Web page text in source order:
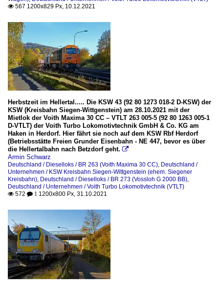
 567 1200x829 Px, 10.12.2021
Herbstzeit im Hellertal..... Die KSW 43 (92 80 1273 018-2 D-KSW) der
KSW (Kreisbahn Siegen-Wittgenstein) am 28.10.2021 mit der
Mietlok der Voith Maxima 30 CC – VTLT 263 005-5 (92 80 1263 005-1
D-VTLT) der Voith Turbo Lokomotivtechnik GmbH & Co. KG am
Haken in Herdorf. Hier fährt sie noch auf dem KSW Rbf Herdorf
(Betriebsstätte Freien Grunder Eisenbahn - NE 447, bevor es über
die Hellertalbahn nach Betzdorf geht. 
Armin Schwarz
Deutschland / Dieselloks / BR 263 (Voith Maxima 30 CC) Deutschland /
Unternehmen / KSW Kreisbahn Siegen-Wittgenstein (ehem. Siegener
Kreisbahn) Deutschland / Dieselloks / BR 273 (Vossloh G 2000 BB)
Deutschland / Unternehmen / Voith Turbo Lokomotivtechnik (VTLT)
 572  1 1200x800 Px, 31.10.2021